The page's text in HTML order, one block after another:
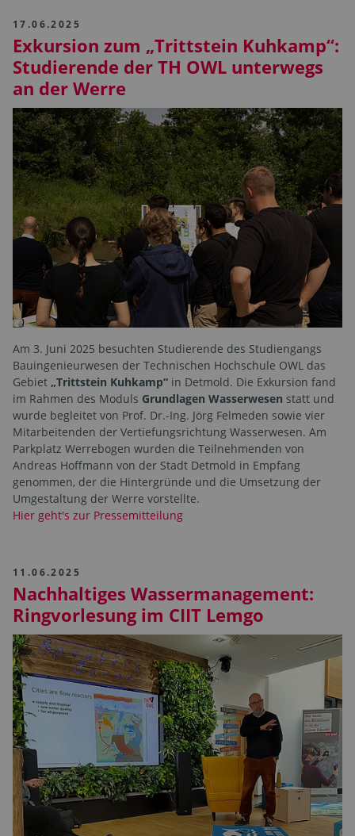
17.06.2025
Exkursion zum „Trittstein Kuhkamp“:
Studierende der TH OWL unterwegs
an der Werre
Am 3. Juni 2025 besuchten Studierende des Studiengangs
Bauingenieurwesen der Technischen Hochschule OWL das
Gebiet „Trittstein Kuhkamp“ in Detmold. Die Exkursion fand
im Rahmen des Moduls Grundlagen Wasserwesen statt und
wurde begleitet von Prof. Dr.-Ing. Jörg Felmeden sowie vier
Mitarbeitenden der Vertiefungsrichtung Wasserwesen. Am
Parkplatz Werrebogen wurden die Teilnehmenden von
Andreas Hoffmann von der Stadt Detmold in Empfang
genommen, der die Hintergründe und die Umsetzung der
Umgestaltung der Werre vorstellte.
Hier geht's zur Pressemitteilung
11.06.2025
Nachhaltiges Wassermanagement:
Ringvorlesung im CIIT Lemgo